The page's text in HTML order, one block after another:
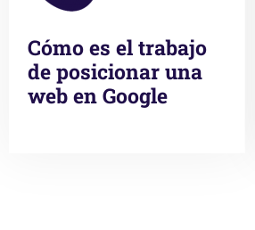
Cómo es el trabajo
de posicionar una
web en Google